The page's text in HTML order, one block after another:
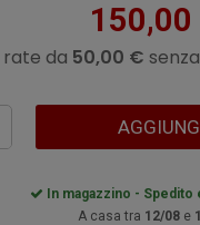
150,00
In magazzino -
A casa tra 12/08 e